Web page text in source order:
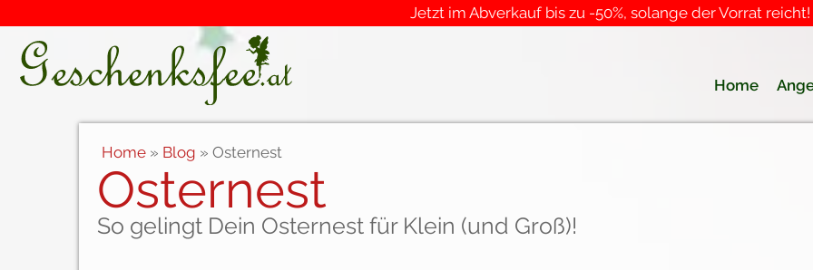
Jetzt im Abverkauf bis zu -50%, solange der Vorrat reicht!
Home
Home » Blog » Osternest
Osternest
So gelingt Dein Osternest für Klein (und Groß)!